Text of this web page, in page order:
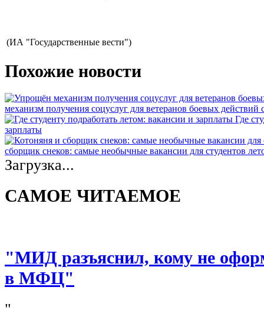
(ИА "Государственные вести")
Похожие новости
механизм получения соцуслуг для ветеранов боевых действий
Где
зарплаты
сборщик снеков: самые необычные вакансии для студентов
Загрузка...
САМОЕ ЧИТАЕМОЕ
"МИД разъяснил, кому не
в МФЦ"
"